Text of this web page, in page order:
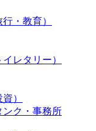
・教育）
レタリー）
）
ンク・事務所